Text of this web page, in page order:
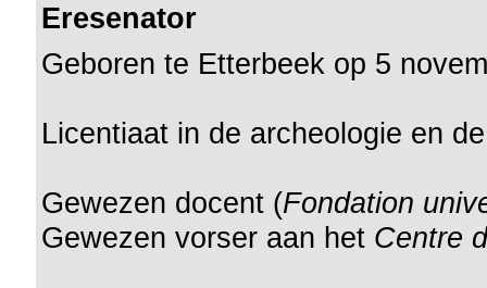
Eresenator
Geboren te Etterbeek op 5
Licentiaat in de archeologie en
Gewezen docent (Fondation
Gewezen vorser aan het Centre